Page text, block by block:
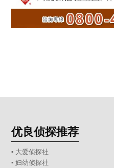
优良侦探推荐
▪ 大爱侦探社
▪ 妇幼侦探社